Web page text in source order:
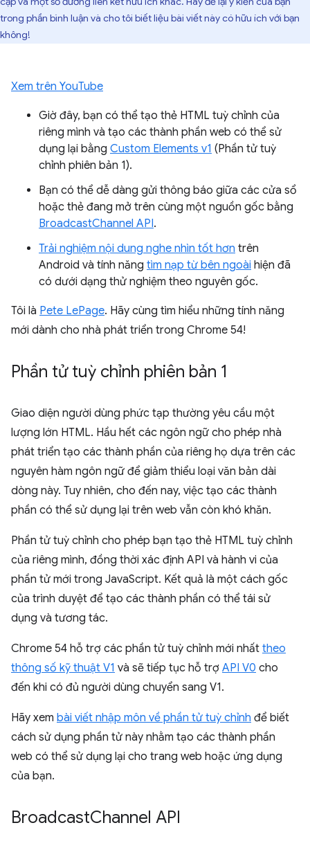
trong phần bình luận và cho tôi biết liệu bài viết này có hữu ích với bạn
không!
Xem trên YouTube
Giờ đây, bạn có thể tạo thẻ HTML tuỳ chỉnh của
riêng mình và tạo các thành phần web có thể sử
dụng lại bằng Custom Elements v1 (Phần tử tuỳ
chỉnh phiên bản 1).
Bạn có thể dễ dàng gửi thông báo giữa các cửa sổ
hoặc thẻ đang mở trên cùng một nguồn gốc bằng
BroadcastChannel API.
Trải nghiệm nội dung nghe nhìn tốt hơn trên
Android và tính năng tìm nạp từ bên ngoài hiện đã
có dưới dạng thử nghiệm theo nguyên gốc.
Tôi là Pete LePage. Hãy cùng tìm hiểu những tính năng
mới dành cho nhà phát triển trong Chrome 54!
Phần tử tuỳ chỉnh phiên bản 1
Giao diện người dùng phức tạp thường yêu cầu một
lượng lớn HTML. Hầu hết các ngôn ngữ cho phép nhà
phát triển tạo các thành phần của riêng họ dựa trên các
nguyên hàm ngôn ngữ để giảm thiểu loại văn bản dài
dòng này. Tuy nhiên, cho đến nay, việc tạo các thành
phần có thể sử dụng lại trên web vẫn còn khó khăn.
Phần tử tuỳ chỉnh cho phép bạn tạo thẻ HTML tuỳ chỉnh
của riêng mình, đồng thời xác định API và hành vi của
phần tử mới trong JavaScript. Kết quả là một cách gốc
của trình duyệt để tạo các thành phần có thể tái sử
dụng và tương tác.
Chrome 54 hỗ trợ các phần tử tuỳ chỉnh mới nhất theo
thông số kỹ thuật V1 và sẽ tiếp tục hỗ trợ API V0 cho
đến khi có đủ người dùng chuyển sang V1.
Hãy xem bài viết nhập môn về phần tử tuỳ chỉnh để biết
cách sử dụng phần tử này nhằm tạo các thành phần
web có thể sử dụng lại cho trang web hoặc ứng dụng
của bạn.
BroadcastChannel API